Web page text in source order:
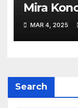
Mira
MAR 4, 2025
Search